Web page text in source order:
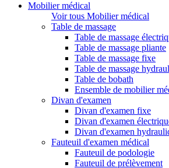
Mobilier médical
Voir tous Mobilier médical
Table de massage
Table de massage
Table de massage pliante
Table de massage fixe
Table de massage
Table de bobath
Ensemble de mobilier
Divan d'examen
Divan d'examen fixe
Divan d'examen
Divan d'examen
Fauteuil d'examen médical
Fauteuil de podologie
Fauteuil de prélèvement